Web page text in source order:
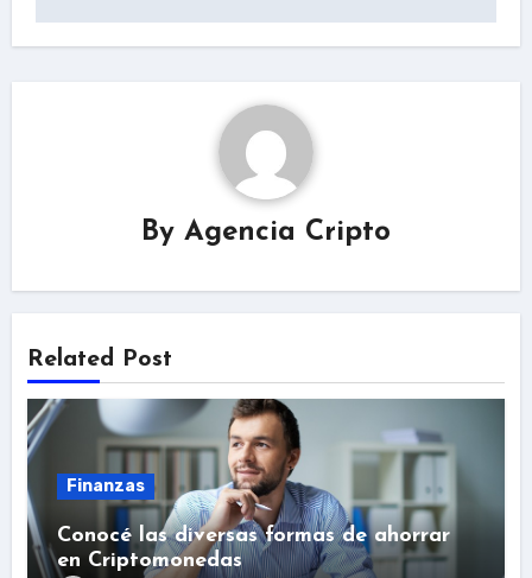
By Agencia Cripto
Related Post
Finanzas
Conocé las diversas formas de ahorrar
en Criptomonedas